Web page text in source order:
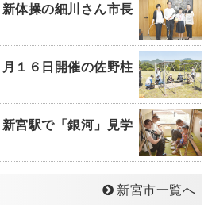
体操の細川さん市長
１６日開催の佐野柱
宮駅で「銀河」見学
新宮市一覧へ